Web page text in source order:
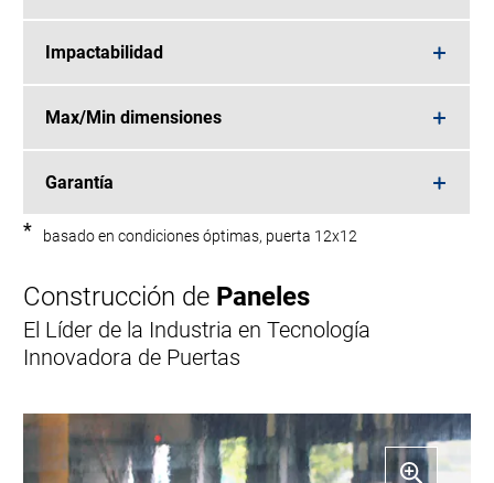
Impactabilidad
Max/Min dimensiones
Garantía
* basado en condiciones óptimas, puerta 12x12
Construcción de Paneles
El Líder de la Industria en Tecnología
Innovadora de Puertas